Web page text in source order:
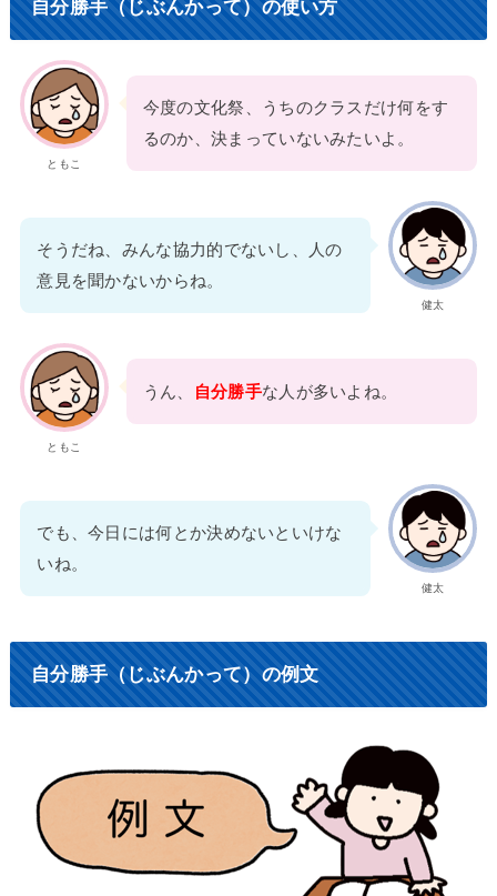
自分勝手（じぶんかって）の使い方
ともこ
今度の文化祭、うちのクラスだけ何をす
るのか、決まっていないみたいよ。
健太
そうだね、みんな協力的でないし、人の
意見を聞かないからね。
ともこ
うん、 自分勝手な人が多いよね。
健太
でも、今日には何とか決めないといけな
いね。
自分勝手（じぶんかって）の例文